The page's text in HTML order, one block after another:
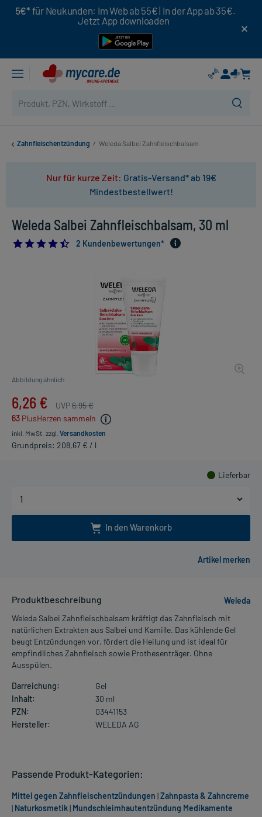
5€* für Neukunden: Im Web ab 55€ | In der App ab 35€.
Jetzt App downloaden
Zahnfleischentzündung / Weleda Salbei Zahnfleischbalsam
Nur für kurze Zeit: Gratis-Versand* ab 19€
Mindestbestellwert!
Weleda Salbei Zahnfleischbalsam, 30 ml
4.5
2 Kundenbewertungen*
Abbildung ähnlich
6,26 € UVP6,95 €
63 PlusHerzen sammeln
inkl. MwSt. zzgl. Versandkosten
Grundpreis: 208,67 € / l
Lieferbar
In den Warenkorb
Produktbeschreibung
Weleda
Weleda Salbei Zahnfleischbalsam kräftigt das Zahnfleisch mit
natürlichen Extrakten aus Salbei und Kamille. Das kühlende Gel
beugt Entzündungen vor, fördert die Heilung und ist ideal für
empfindliches Zahnfleisch sowie Prothesenträger. Ohne
Ausspülen.
Darreichung:
Gel
Inhalt:
30 ml
PZN:
03441153
Hersteller:
WELEDA AG
Passende Produkt-Kategorien:
Mittel gegen Zahnfleischentzündungen |Zahnpasta & Zahncreme
| Naturkosmetik| Mundschleimhautentzündung Medikamente